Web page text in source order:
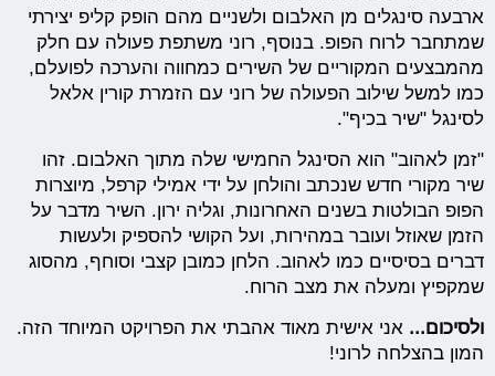
ארבעה סינגלים מן האלבום ולשניים מהם הופק קליפ יצירתי
שמתחבר לרוח הפופ. בנוסף, רוני משתפת פעולה עם חלק
מהמבצעים המקוריים של השירים כמחווה והערכה לפועלם,
כמו למשל שילוב הפעולה של רוני עם הזמרת קורין אלאל
לסינגל "שיר בכיף".
"זמן לאהוב" הוא הסינגל החמישי שלה מתוך האלבום. זהו
שיר מקורי חדש שנכתב והולחן על ידי אמילי קרפל, מיוצרות
הפופ הבולטות בשנים האחרונות, וגליה ירון. השיר מדבר על
הזמן שאוזל ועובר במהירות, ועל הקושי להספיק ולעשות
דברים בסיסיים כמו לאהוב. הלחן כמובן קצבי וסוחף, מהסוג
שמקפיץ ומעלה את מצב הרוח.
ולסיכום... אני אישית מאוד אהבתי את הפרויקט המיוחד הזה.
המון בהצלחה לרוני!